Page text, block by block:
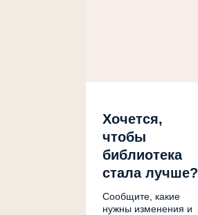
Хочется,
чтобы
библиотека
стала лучше?
Сообщите, какие
нужны изменения и